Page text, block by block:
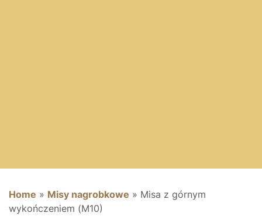
Home » Misy nagrobkowe » Misa z górnym
wykończeniem (M10)